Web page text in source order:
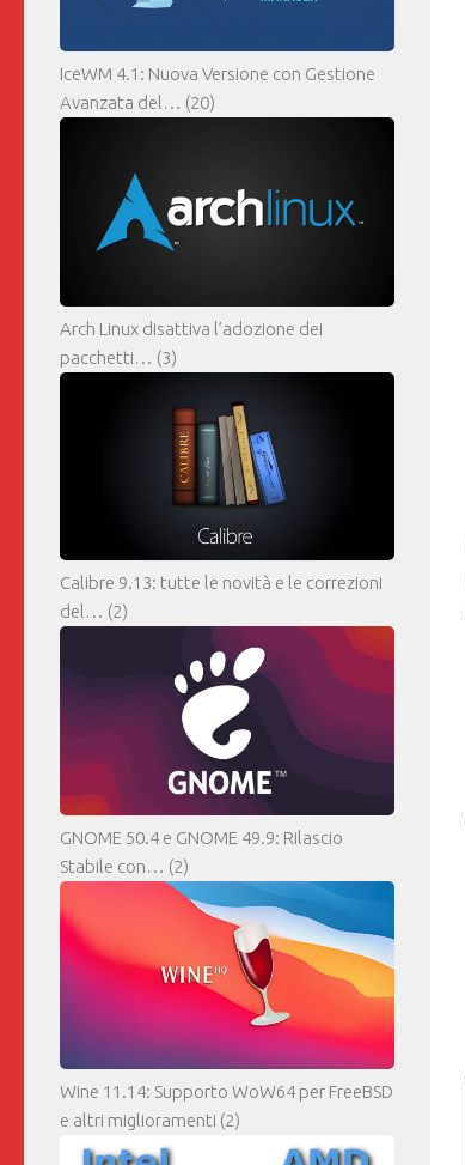
IceWM 4.1: Nuova Versione con Gestione
Avanzata del… (20)
Arch Linux disattiva l’adozione dei
pacchetti… (3)
Calibre 9.13: tutte le novità e le correzioni
del… (2)
GNOME 50.4 e GNOME 49.9: Rilascio
Stabile con… (2)
Wine 11.14: Supporto WoW64 per FreeBSD
e altri miglioramenti (2)